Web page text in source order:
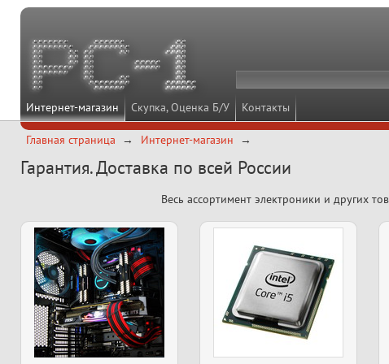
Интернет-магазин Скупка, Оценка Б/У Контакты
Главная страница Интернет-магазин
Гарантия. Доставка по всей России
Весь ассортимент электроники и других